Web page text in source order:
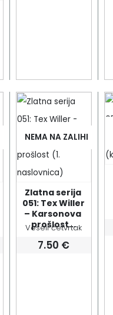
NEMA NA ZALIHI
Zlatna serija
051: Tex Willer
– Karsonova
prošlost...
Veseli četvrtak
7.50 €